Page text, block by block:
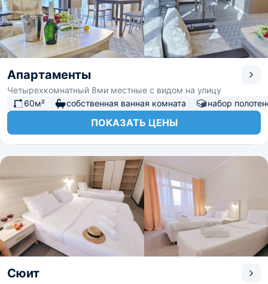
Апартаменты
Четырехкомнатный 8ми местные с видом на улицу
60м²
собственная ванная комната набор
ПОКАЗАТЬ ЦЕНЫ
Сюит